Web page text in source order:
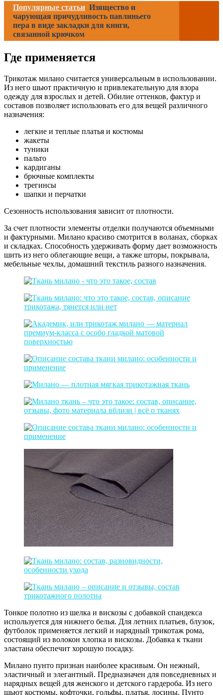
Популярные статьи Изящество и
чарующая причудливость павлиньего
пера в виде закладки для книги,
связанной крючком
Где применяется
Трикотаж милано считается универсальным в использовании.
Из него шьют практичную и привлекательную для взора
одежду для взрослых и детей. Обилие оттенков, фактур и
составов позволяет использовать его для вещей различного
назначения:
легкие и теплые платья и костюмы
жакеты
туники
пальто
кардиганы
брючные комплекты
трегинсы
шапки и перчатки
Сезонность использования зависит от плотности.
За счет плотности элементы отделки получаются объемными
и фактурными. Милано красиво смотрится в воланах, сборках
и складках. Способность удерживать форму дает возможность
шить из него облегающие вещи, а также шторы, покрывала,
мебельные чехлы, домашний текстиль разного назначения.
Тонкое полотно из шелка и вискозы с добавкой спандекса
используется для нижнего белья. Для летних платьев, блузок,
футболок применяется легкий и нарядный трикотаж рома,
состоящий из волокон хлопка и вискозы. Добавка к ткани
эластана обеспечит хорошую посадку.
Милано пунто признан наиболее красивым. Он нежный,
эластичный и элегантный. Предназначен для повседневных и
нарядных вещей для женского и детского гардероба. Из него
шьют костюмы, кофточки, гольфы, платья, лосины. Пунто